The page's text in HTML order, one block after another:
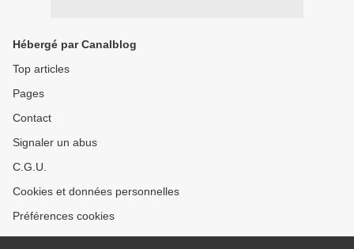
Hébergé par Canalblog
Top articles
Pages
Contact
Signaler un abus
C.G.U.
Cookies et données personnelles
Préférences cookies